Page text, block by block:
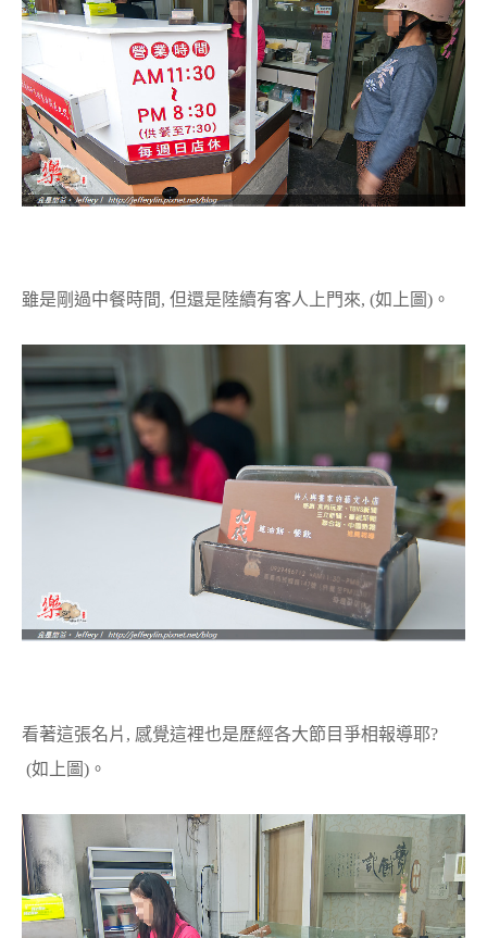
雖是剛過中餐時間, 但還是陸續有客人上門來, (如上圖)。
看著這張名片, 感覺這裡也是歷經各大節目爭相報導耶?
(如上圖)。